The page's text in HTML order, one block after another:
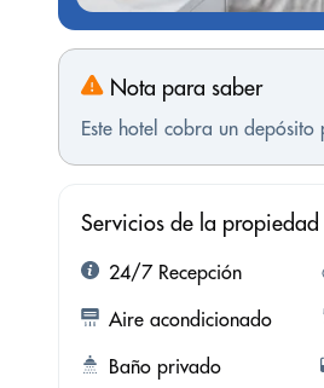
Nota para saber
Este hotel cobra un
Servicios de la propiedad
24/7 Recepción
Aire acondicionado
Baño privado